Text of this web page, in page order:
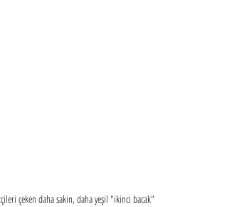
çeken daha sakin, daha yeşil "ikinci bacak"